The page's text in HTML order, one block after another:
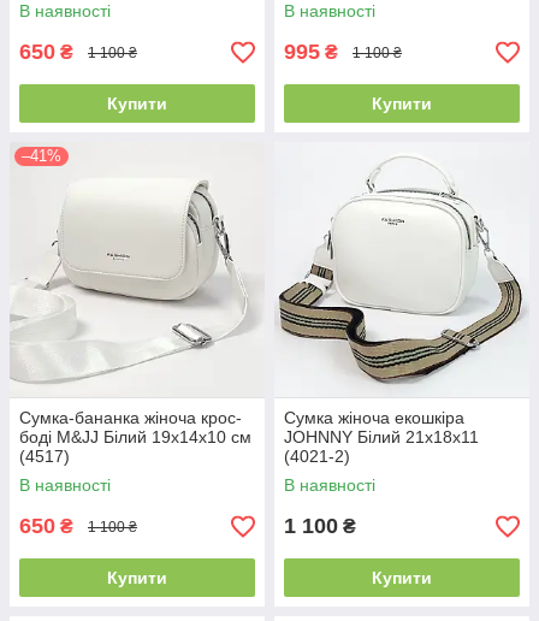
В наявності
650 ₴ 1 100 ₴
Купити
В наявності
995 ₴ 1 100 ₴
Купити
–41%
Сумка-бананка жіноча крос-
боді M&JJ Білий 19х14х10 см
(4517)
В наявності
650 ₴ 1 100 ₴
Купити
Сумка жіноча екошкіра
JOHNNY Білий 21х18х11
(4021-2)
В наявності
1 100 ₴
Купити